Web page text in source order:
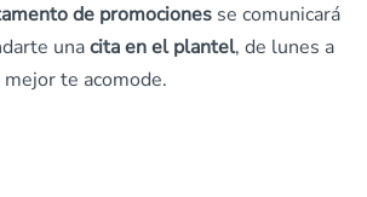
de promociones se comunicará
unacita en el plantel, de lunes a
te acomode.